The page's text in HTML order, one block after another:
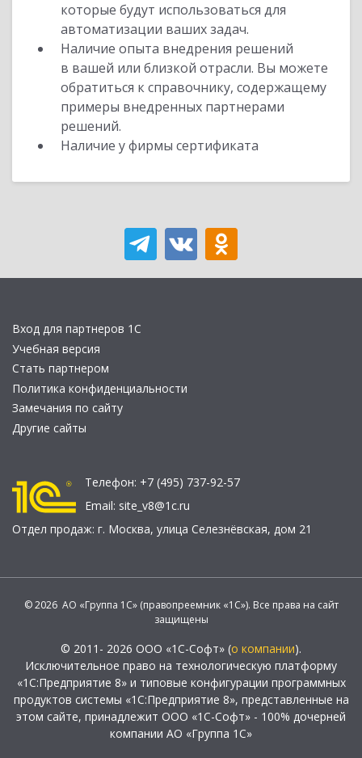
которые будут использоваться для
автоматизации ваших задач.
Наличие опыта внедрения решений
в вашей или близкой отрасли. Вы можете
обратиться к справочнику, содержащему
примеры внедренных партнерами
решений.
Наличие у фирмы сертификата
Вход для партнеров 1С
Учебная версия
Стать партнером
Политика конфиденциальности
Замечания по сайту
Другие сайты
Телефон: +7 (495) 737-92-57
Email: site_v8@1c.ru
Отдел продаж: г. Москва, улица Селезнёвская, дом 21
© 2026 АО «Группа 1С» (правопреемник «1С»). Все права на сайт
защищены
© 2011- 2026 ООО «1С-Софт» (о компании).
Исключительное право на технологическую платформу
«1С:Предприятие 8» и типовые конфигурации программных
продуктов системы «1С:Предприятие 8», представленные на
этом сайте, принадлежит ООО «1С-Софт» - 100% дочерней
компании АО «Группа 1С»